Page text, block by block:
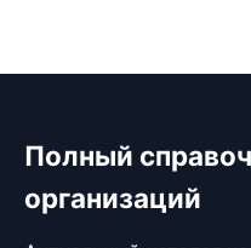
Полный
организаций